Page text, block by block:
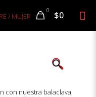
0 $0
🔍
con nuestra balaclava